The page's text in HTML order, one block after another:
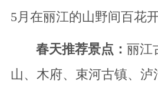
5月在丽江的山野间百花
春天推荐景点： 丽江
山、木府、束河古镇、泸